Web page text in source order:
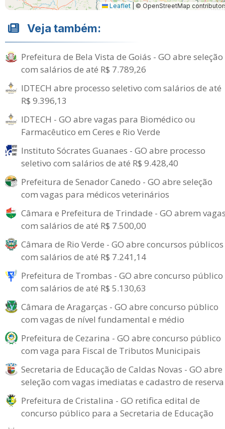
Leaflet © OpenStreetMap
Veja também:
Prefeitura de Bela Vista de Goiás - GO abre seleção
com salários de até R$ 7.789,26
IDTECH abre processo seletivo com salários de até
R$ 9.396,13
IDTECH - GO abre vagas para Biomédico ou
Farmacêutico em Ceres e Rio Verde
Instituto Sócrates Guanaes - GO abre processo
seletivo com salários de até R$ 9.428,40
Prefeitura de Senador Canedo - GO abre seleção
com vagas para médicos veterinários
Câmara e Prefeitura de Trindade - GO abrem
com salários de até R$ 7.500,00
Câmara de Rio Verde - GO abre concursos públicos
com salários de até R$ 7.241,14
Prefeitura de Trombas - GO abre concurso público
com salários de até R$ 5.130,63
Câmara de Aragarças - GO abre concurso público
com vagas de nível fundamental e médio
Prefeitura de Cezarina - GO abre concurso público
com vaga para Fiscal de Tributos Municipais
Secretaria de Educação de Caldas Novas - GO abre
seleção com vagas imediatas e cadastro de reserva
Prefeitura de Cristalina - GO retifica edital de
concurso público para a Secretaria de Educação